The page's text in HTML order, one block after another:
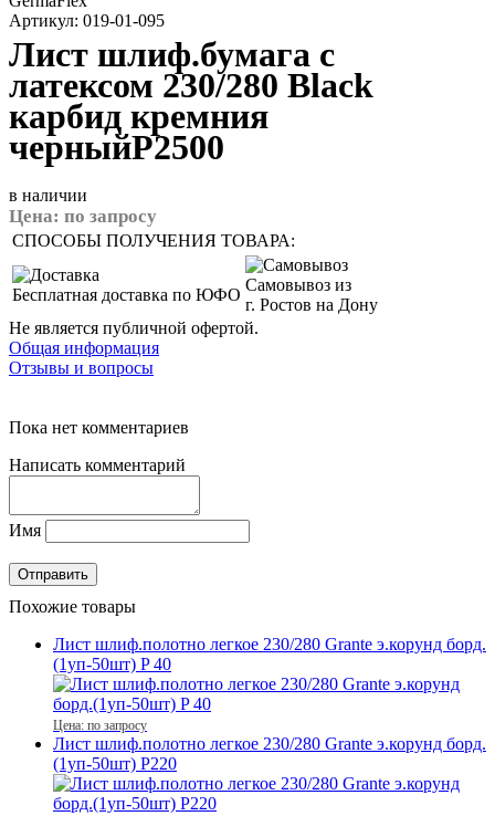
Артикул: 019-01-095
Лист шлиф.бумага с
латексом 230/280 Black
карбид кремния
черныйP2500
в наличии
Цена: по запросу
СПОСОБЫ ПОЛУЧЕНИЯ ТОВАРА:
Бесплатная доставка по ЮФО
Самовывоз из
г. Ростов на Дону
Не является публичной офертой.
Общая информация
Отзывы и вопросы
Пока нет комментариев
Написать комментарий
Имя
Похожие товары
Лист шлиф.полотно легкое 230/280 Grante э.корунд борд.
(1уп-50шт) P 40
Цена: по запросу
Лист шлиф.полотно легкое 230/280 Grante э.корунд борд.
(1уп-50шт) P220